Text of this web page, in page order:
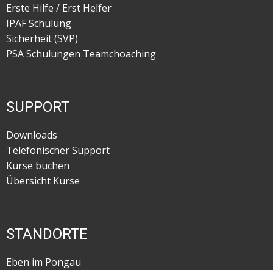
Erste Hilfe / Erst Helfer
IPAF Schulung
Sicherheit (SVP)
PSA Schulungen Teamchoaching
SUPPORT
Downloads
Telefonischer Support
Kurse buchen
Übersicht Kurse
STANDORTE
Eben im Pongau